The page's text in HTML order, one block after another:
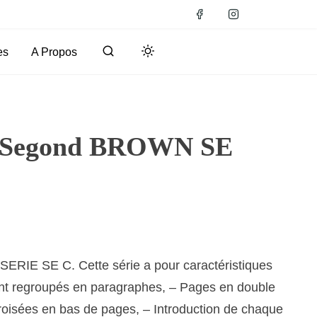
A Propos
BROWN SE
SE C. Cette série a pour caractéristiques
regroupés en paragraphes, – Pages en double
en bas de pages, – Introduction de chaque